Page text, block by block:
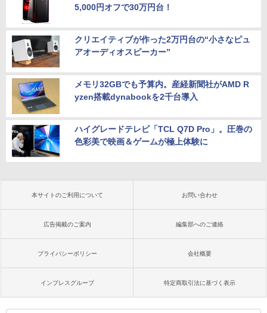
5,000円オフで30万円台！
クリエイティブが作った2万円台の“小さなピュ
アオーディオスピーカー”
メモリ32GBでも予算内。産経新聞社がAMD R
yzen搭載dynabookを2千台導入
ハイグレードテレビ「TCL Q7D Pro」。圧巻の
色彩美で映画＆ゲームが極上体験に
本サイトのご利用について お問い合わせ
広告掲載のご案内 編集部へのご連絡
プライバシーポリシー 会社概要
インプレスグループ 特定商取引法に基づく表示